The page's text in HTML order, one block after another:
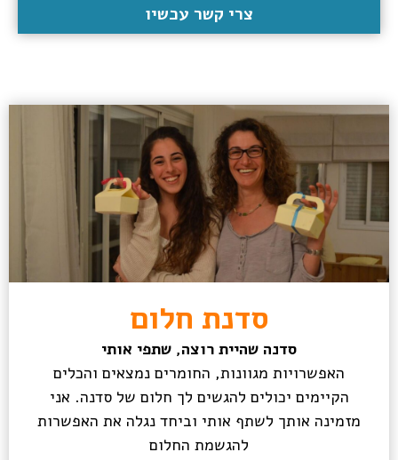
צרי קשר עכשיו
סדנת חלום
סדנה שהיית רוצה, שתפי אותי
האפשרויות מגוונות, החומרים נמצאים והכלים
הקיימים יכולים להגשים לך חלום של סדנה. אני
מזמינה אותך לשתף אותי וביחד נגלה את האפשרות
להגשמת החלום